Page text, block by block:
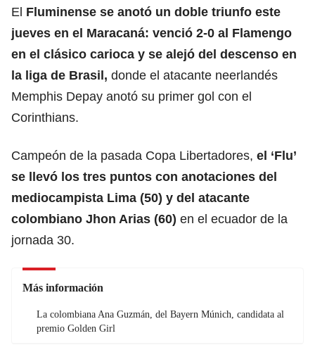
El Fluminense se anotó un doble triunfo este
jueves en el Maracaná: venció 2-0 al Flamengo
en el clásico carioca y se alejó del descenso en
la liga de Brasil, donde el atacante neerlandés
Memphis Depay anotó su primer gol con el
Corinthians.
Campeón de la pasada Copa Libertadores, el ‘Flu’
se llevó los tres puntos con anotaciones del
mediocampista Lima (50) y del atacante
colombiano Jhon Arias (60) en el ecuador de la
jornada 30.
Más información
La colombiana Ana Guzmán, del Bayern Múnich, candidata al
premio Golden Girl